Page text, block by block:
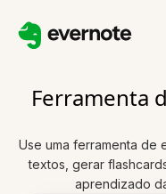
Ferramenta
Use uma ferramenta de
textos, gerar
aprendizado